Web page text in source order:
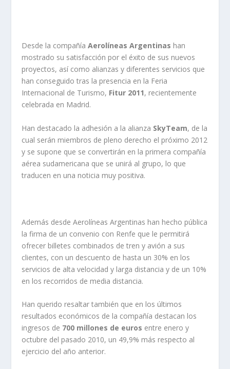
Desde la compañíaAerolíneas Argentinas han
mostrado su satisfacción por el éxito de sus nuevos
proyectos, así como alianzas y diferentes servicios que
han conseguido tras la presencia en la Feria
Internacional de Turismo, Fitur 2011, recientemente
celebrada en Madrid.
Han destacado la adhesión a la alianza SkyTeam, de la
cual serán miembros de pleno derecho el próximo 2012
y se supone que se convertirán en la primera compañía
aérea sudamericana que se unirá al grupo, lo que
traducen en una noticia muy positiva.
Además desde Aerolíneas Argentinas han hecho pública
la firma de un convenio con Renfe que le permitirá
ofrecer billetes combinados de tren y avión a sus
clientes, con un descuento de hasta un 30% en los
servicios de alta velocidad y larga distancia y de un 10%
en los recorridos de media distancia.
Han querido resaltar también que en los últimos
resultados económicos de la compañía destacan los
ingresos de 700 millones de euros entre enero y
octubre del pasado 2010, un 49,9% más respecto al
ejercicio del año anterior.